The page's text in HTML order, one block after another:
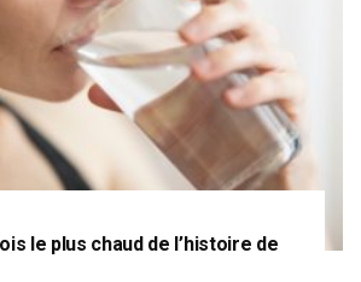
le plus chaud de l’histoire de